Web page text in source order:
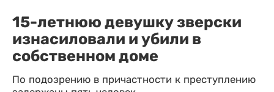
15-летнюю девушку зверски
изнасиловали и убили в
собственном доме
По подозрению в причастности к преступлению